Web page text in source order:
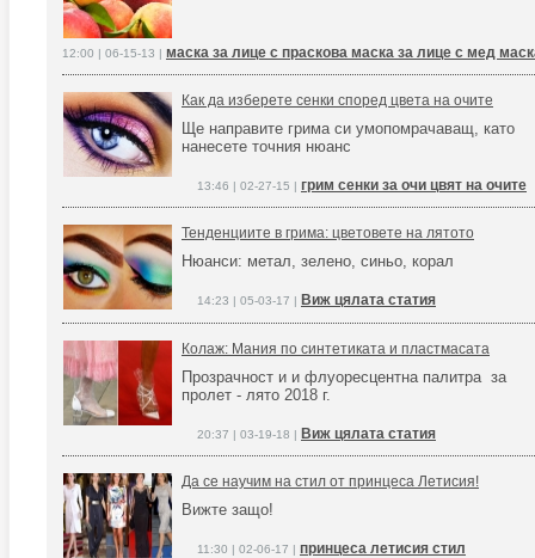
12:00 | 06-15-13 | маска за лице с праскова маска за лице с мед
Как да изберете сенки според цвета на очите
Ще направите грима си умопомрачаващ, като
нанесете точния нюанс
13:46 | 02-27-15 | грим сенки за очи цвят на очите
Тенденциите в грима: цветовете на лятото
Нюанси: метал, зелено, синьо, корал
14:23 | 05-03-17 | Виж цялата статия
Колаж: Мания по синтетиката и пластмасата
Прозрачност и и флуоресцентна палитра за
пролет - лято 2018 г.
20:37 | 03-19-18 | Виж цялата статия
Да се научим на стил от принцеса Летисия!
Вижте защо!
11:30 | 02-06-17 | принцеса летисия стил